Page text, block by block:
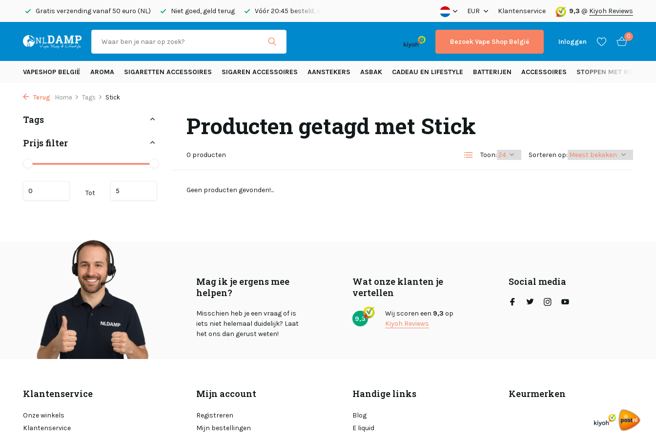
Gratis verzending vanaf 50 euro (NL) Niet goed, geld terug Vóór 20:45 besteld, vandaag verzonden Gratis verzending vanaf 50 euro (NL)
EUR Klantenservice 9,3 @ Kiyoh Reviews
Bezoek Vape Shop België Inloggen
0
VAPESHOP BELGIË AROMA SIGARETTEN ACCESSOIRES SIGAREN ACCESSOIRES AANSTEKERS ASBAK CADEAU EN LIFESTYLE BATTERIJEN ACCESSOIRES STOPPEN MET ROKEN
Terug Home Tags Stick
Tags
Prijs filter
Tot
Producten getagd met Stick
0 producten Toon: Sorteren op:
Geen producten gevonden!...
Mag ik je ergens mee
helpen?
Misschien heb je een vraag of is
iets niet helemaal duidelijk? Laat
het ons dan gerust weten!
Wat onze klanten je
vertellen
9,3
Wij scoren een 9,3 op
Kiyoh Reviews
Social media
Klantenservice
Onze winkels
Klantenservice
Mijn account
Registreren
Mijn bestellingen
Handige links
Blog
E liquid
Keurmerken